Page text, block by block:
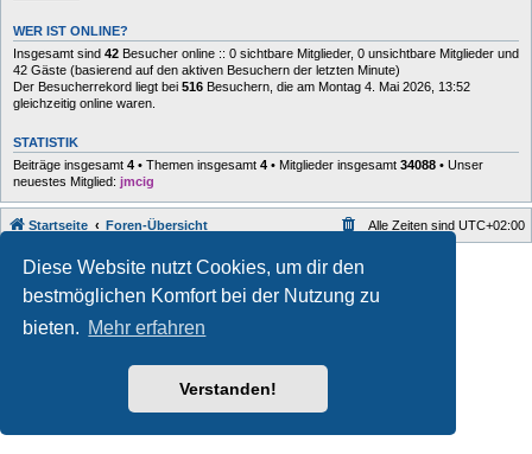
Diese Website nutzt Cookies, um dir den
bestmöglichen Komfort bei der Nutzung zu
bieten. Mehr erfahren
Verstanden!
WER IST ONLINE?
Insgesamt sind 42 Besucher online :: 0 sichtbare Mitglieder, 0 unsichtbare Mitglieder und
42 Gäste (basierend auf den aktiven Besuchern der letzten Minute)
Der Besucherrekord liegt bei 516 Besuchern, die am Montag 4. Mai 2026, 13:52
gleichzeitig online waren.
STATISTIK
Beiträge insgesamt 4 • Themen insgesamt 4 • Mitglieder insgesamt 34088 • Unser
neuestes Mitglied: jmcig
Startseite Foren-Übersicht Alle Zeiten sind UTC+02:00
Style developer by forum ,
Powered byphpBB ® Forum Software © phpBB Limited
Deutsche Übersetzung durchphpBB.de
Datenschutz